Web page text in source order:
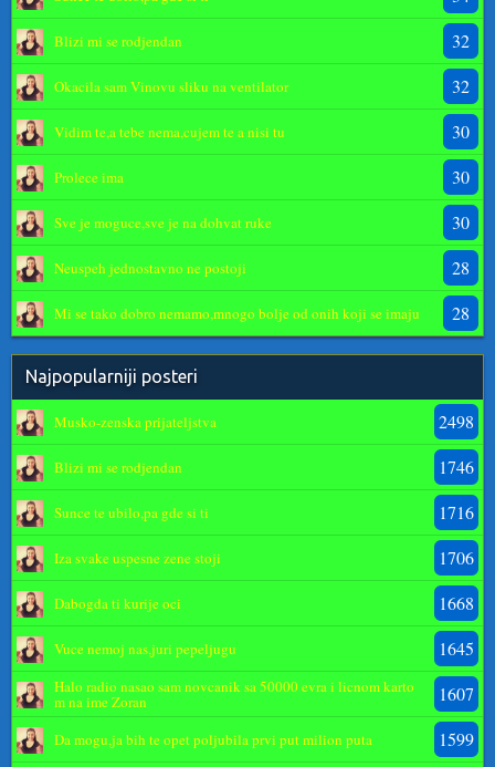
Blizi mi se rodjendan 32
Okacila sam Vinovu sliku na ventilator 32
Vidim te,a tebe nema,cujem te a nisi tu 30
Prolece ima 30
Sve je moguce,sve je na dohvat ruke 30
Neuspeh jednostavno ne postoji 28
Mi se tako dobro nemamo,mnogo bolje od onih koji se imaju 28
Najpopularniji posteri
Musko-zenska prijateljstva 2498
Blizi mi se rodjendan 1746
Sunce te ubilo,pa gde si ti 1716
Iza svake uspesne zene stoji 1706
Dabogda ti kurije oci 1668
Vuce nemoj nas,juri pepeljugu 1645
Halo radio nasao sam novcanik sa 50000 evra i licnom karto
m na ime Zoran 1607
Da mogu,ja bih te opet poljubila prvi put milion puta 1599